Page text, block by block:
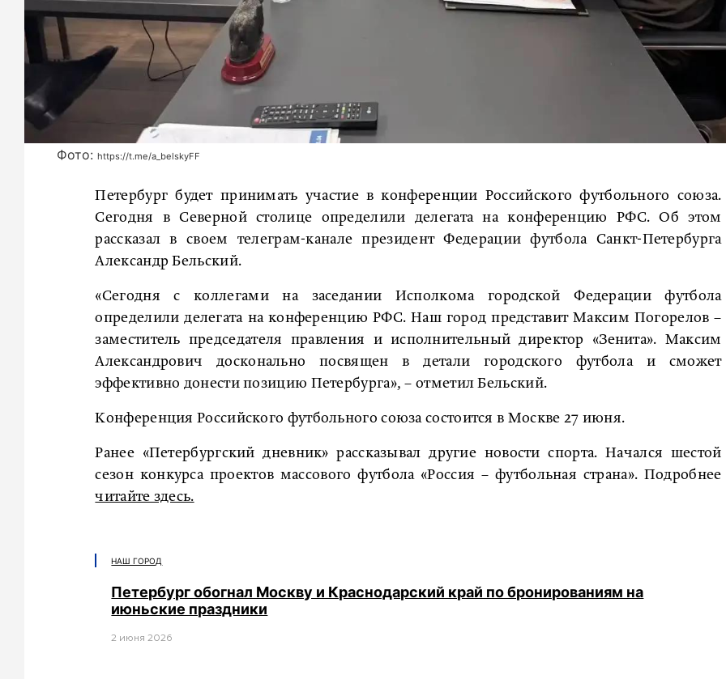
Фото: https://t.me/a_belskyFF
Петербург будет принимать участие в конференции Российского футбольного союза.
Сегодня в Северной столице определили делегата на конференцию РФС. Об этом
рассказал в своем телеграм-канале президент Федерации футбола Санкт-Петербурга
Александр Бельский.
«Сегодня с коллегами на заседании Исполкома городской Федерации футбола
определили делегата на конференцию РФС. Наш город представит Максим Погорелов –
заместитель председателя правления и исполнительный директор «Зенита». Максим
Александрович досконально посвящен в детали городского футбола и сможет
эффективно донести позицию Петербурга», – отметил Бельский.
Конференция Российского футбольного союза состоится в Москве 27 июня.
Ранее «Петербургский дневник» рассказывал другие новости спорта. Начался шестой
сезон конкурса проектов массового футбола «Россия – футбольная страна». Подробнее
читайте здесь.
НАШ ГОРОД
Петербург обогнал Москву и Краснодарский край по бронированиям на
июньские праздники
2 июня 2026